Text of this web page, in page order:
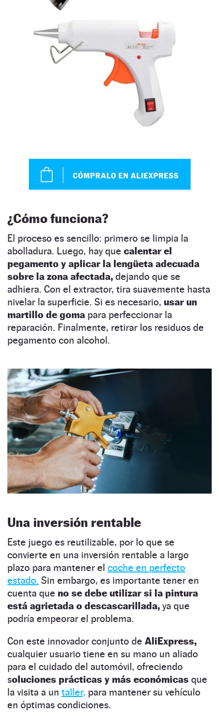
¿Cómo funciona?
El proceso es sencillo: primero se limpia la
abolladura. Luego, hay que calentar el
pegamento y aplicar la lengüeta adecuada
sobre la zona afectada, dejando que se
adhiera. Con el extractor, tira suavemente hasta
nivelar la superficie. Si es necesario, usar un
martillo de goma para perfeccionar la
reparación. Finalmente, retirar los residuos de
pegamento con alcohol.
Una inversión rentable
Este juego es reutilizable, por lo que se
convierte en una inversión rentable a largo
plazo para mantener el coche en perfecto
estado. Sin embargo, es importante tener en
cuenta que no se debe utilizar si la pintura
está agrietada o descascarillada, ya que
podría empeorar el problema.
Con este innovador conjunto de AliExpress,
cualquier usuario tiene en su mano un aliado
para el cuidado del automóvil, ofreciendo
soluciones prácticas y más económicas que
la visita a un taller, para mantener su vehículo
en óptimas condiciones.